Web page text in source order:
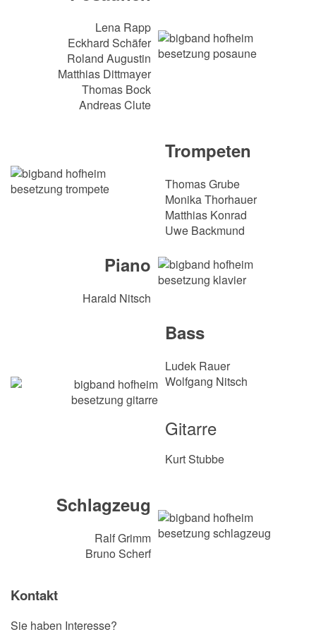
Lena Rapp
Eckhard Schäfer
Roland Augustin
Matthias Dittmayer
Thomas Bock
Andreas Clute
Trompeten
Thomas Grube
Monika Thorhauer
Matthias Konrad
Uwe Backmund
Piano
Harald Nitsch
Bass
Ludek Rauer
Wolfgang Nitsch
Gitarre
Kurt Stubbe
Schlagzeug
Ralf Grimm
Bruno Scherf
Kontakt
Sie haben Interesse?